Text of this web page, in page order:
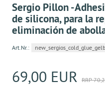
Sergio Pillon -
de silicona, para la
eliminación de
Art.Nr.:
69,00 EUR RRP